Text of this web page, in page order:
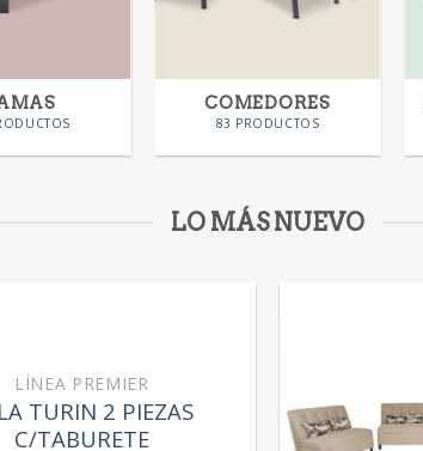
COMEDORES
83 PRODUCTOS
LO MÁS NUEVO
LÍNEA PREMIER
TURIN 2 PIEZAS
C/TABURETE